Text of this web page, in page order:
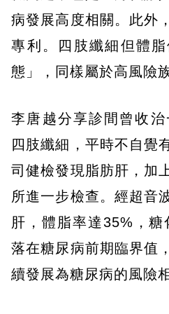
病發展高度相關。此外
專利。四肢纖細但體
態」，同樣屬於高風險
李唐越分享診間曾收治
四肢纖細，平時不自覺
司健檢發現脂肪肝，加
所進一步檢查。經超音
肝，體脂率達35%，
落在糖尿病前期臨界值
續發展為糖尿病的風險